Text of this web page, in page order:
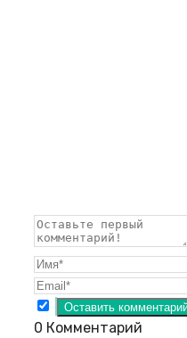
0 Комментарий